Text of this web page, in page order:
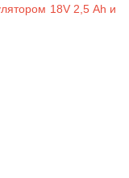
18V 2,5 Ah и